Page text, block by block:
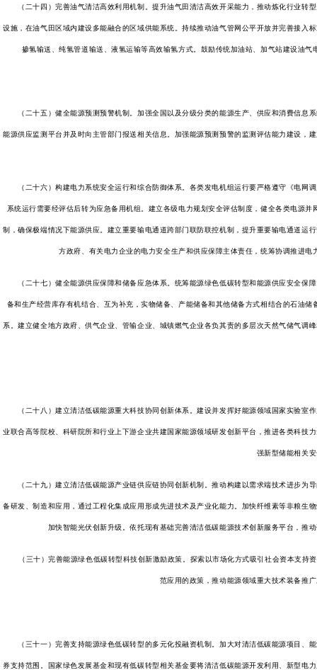
（二十四）完善油气清洁高效利用机制。提升油气田清洁高效开采能力，推动炼化行业转
设施，在油气田区域内建设多能融合的区域供能系统。持续推动油气管网公平开放并完善接
掺氢输送、纯氢管道输送、液氢运输等高效输氢方式。鼓励传统加油站、加气站建设油
（二十五）健全能源预测预警机制。加强全国以及分级分类的能源生产、供应和消费信息
能源供应监测平台并及时向主管部门报送相关信息。加强能源预测预警的监测评估能力建设
（二十六）构建电力系统安全运行和综合防御体系。各类发电机组运行要严格遵守《电网
系统运行需要经评估后转为应急备用机组。建立各级电力规划安全评估制度，健全各类电源
制，确保极端情况下能源供应。建立重要输电通道跨部门联防联控机制，提升重要输电通道
方政府、有关电力企业的电力安全生产和供应保障主体责任，统筹协调推进
（二十七）健全能源供应保障和储备应急体系。统筹能源绿色低碳转型和能源供应安全保
备和生产经营库存有机结合、互为补充，实物储备、产能储备和其他储备方式相结合的石油
系。建立健全地方政府、供气企业、管输企业、城镇燃气企业各负其责的多层次天然气储气
（二十八）建立清洁低碳能源重大科技协同创新体系。建设并发挥好能源领域国家实验室
业联合高等院校、科研院所和行业上下游企业共建国家能源领域研发创新平台，推进各类科
强新型储能相关
（二十九）建立清洁低碳能源产业链供应链协同创新机制。推动构建以需求端技术进步为
备研发、制造和应用，通过工程化集成应用形成先进技术及产业化能力。加快纤维素等非粮
加快智能光伏创新升级。依托现有基础完善清洁低碳能源技术创新服务平台，推
（三十）完善能源绿色低碳转型科技创新激励政策。探索以市场化方式吸引社会资本支持
范应用的政策，推动能源领域重大技术装备推
（三十一）完善支持能源绿色低碳转型的多元化投融资机制。加大对清洁低碳能源项目、
券支持范围。国家绿色发展基金和现有低碳转型相关基金要将清洁低碳能源开发利用、新型